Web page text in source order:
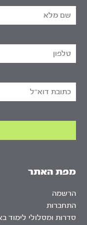
מפת האתר
הרשמה
התחברות
סדרות ומסלולי לימוד